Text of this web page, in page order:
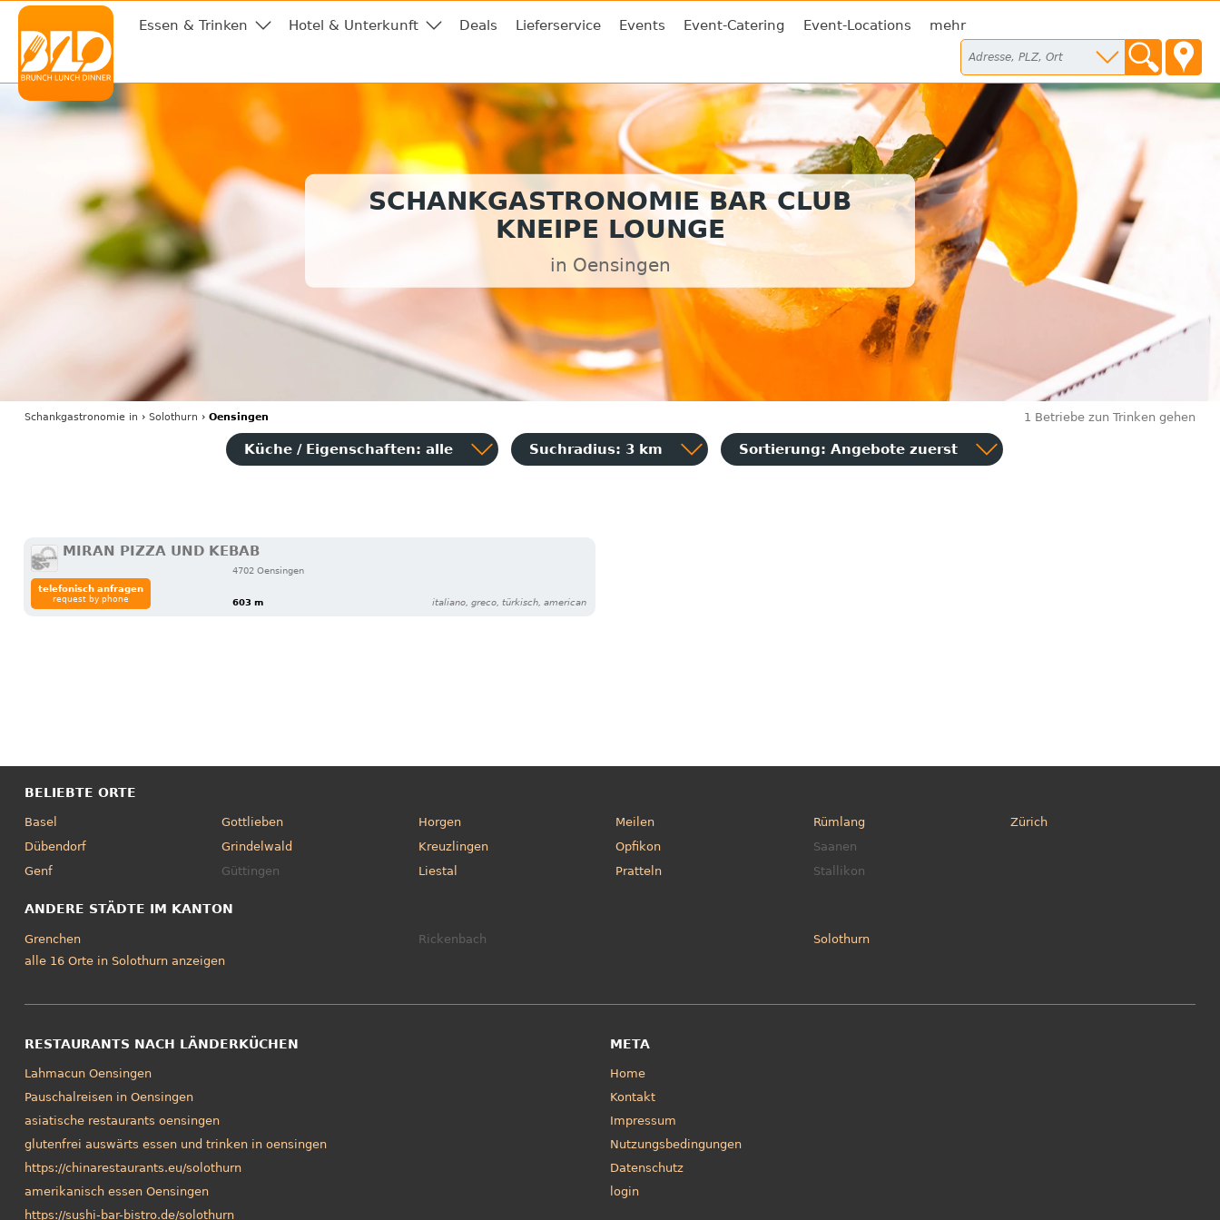
Essen & Trinken Hotel & Unterkunft Deals Lieferservice Events Event-Catering Event-Locations mehr
SCHANKGASTRONOMIE BAR CLUB
KNEIPE LOUNGE
in Oensingen
Schankgastronomiein › Solothurn › Oensingen 1 Betriebe zun Trinken gehen
Küche / Eigenschaften: alle Suchradius: 3 km Sortierung: Angebote zuerst
MIRAN PIZZA UND KEBAB
4702 Oensingen
603 m italiano, greco, türkisch, american
telefonisch anfragen
request by phone
BELIEBTE ORTE
Basel
Dübendorf
Genf
Gottlieben
Grindelwald
Güttingen
Horgen
Kreuzlingen
Liestal
Meilen
Opfikon
Pratteln
Rümlang
Saanen
Stallikon
Zürich
ANDERE STÄDTE IM KANTON
Grenchen Rickenbach
Solothurn
alle 16 Orte in Solothurn anzeigen
RESTAURANTS NACH LÄNDERKÜCHEN
Lahmacun Oensingen
Pauschalreisen in Oensingen
asiatische restaurants oensingen
glutenfrei auswärts essen und trinken in oensingen
https://chinarestaurants.eu/solothurn
amerikanisch essen Oensingen
https://sushi-bar-bistro.de/solothurn
META
Home
Kontakt
Impressum
Nutzungsbedingungen
Datenschutz
login